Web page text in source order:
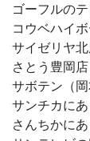
ゴーフルの
コウベハイ
サイゼリヤ
さとう豊岡
サボテン（
サンチカに
さんちかに